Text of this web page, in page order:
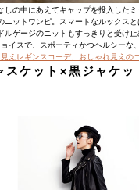
しの中にあえてキャップを投入したミ
ニットワンピ。スマートなルックス
ルゲージのニットもすっきりと受け
イスで、スポーティかつヘルシーな
えレギンスコーデ、おしゃれ見えの
スケット×黒ジャケ